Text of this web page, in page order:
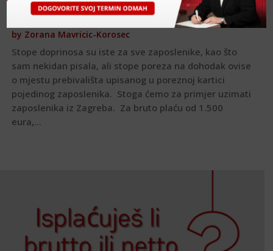
Brzo izračunaj trošak plaće
by Zorana Mavricic-Korosec
Stope doprinosa su iste za sve zaposlenike, kao što
sam nekidan pisala, ali stope poreza na dohodak ovise
o mjestu prebivališta upisanog u poreznoj kartici
pojedinog zaposlenika. Stoga ćemo za primjer uzimati
zaposlenika iz Zagreba. Za bruto plaću od 1.500
eura,...